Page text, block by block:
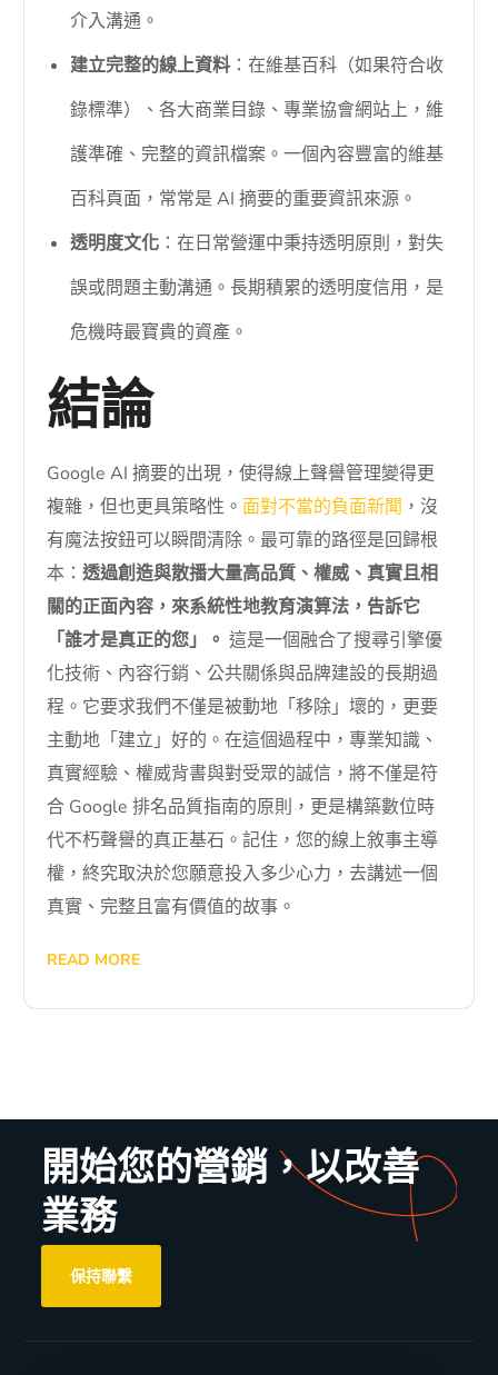
介入溝通。
建立完整的線上資料 ：在維基百科（如果符合收
錄標準）、各大商業目錄、專業協會網站上，維
護準確、完整的資訊檔案。一個內容豐富的維基
百科頁面，常常是 AI 摘要的重要資訊來源。
透明度文化 ：在日常營運中秉持透明原則，對失
誤或問題主動溝通。長期積累的透明度信用，是
危機時最寶貴的資產。
結論
Google AI 摘要的出現，使得線上聲譽管理變得更
複雜，但也更具策略性。 面對不當的負面新聞 ，沒
有魔法按鈕可以瞬間清除。最可靠的路徑是回歸根
本：透過創造與散播大量高品質、權威、真實且相
關的正面內容，來系統性地教育演算法，告訴它
「誰才是真正的您」。 這是一個融合了搜尋引擎優
化技術、內容行銷、公共關係與品牌建設的長期過
程。它要求我們不僅是被動地「移除」壞的，更要
主動地「建立」好的。在這個過程中，專業知識、
真實經驗、權威背書與對受眾的誠信，將不僅是符
合 Google 排名品質指南的原則，更是構築數位時
代不朽聲譽的真正基石。記住，您的線上敘事主導
權，終究取決於您願意投入多少心力，去講述一個
真實、完整且富有價值的故事。
READ MORE
開始您的營銷，以改善
業務
保持聯繫